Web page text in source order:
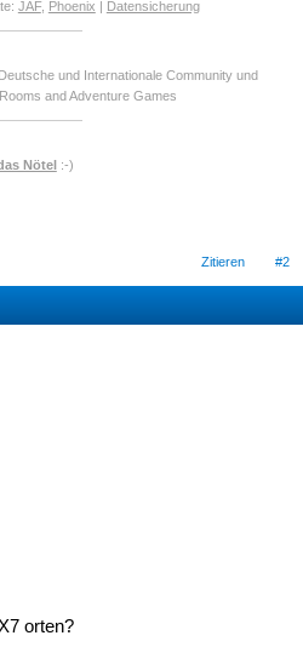
JAF, Phoenix Datensicherung
und Internationale Community und
and Adventure Games
Nötel:-)
Zitieren #2
orten?